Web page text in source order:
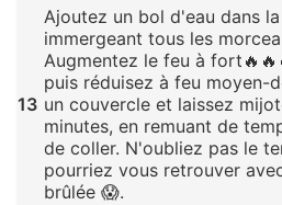
13
Ajoutez un bol d'eau dans
immergeant tous les
Augmentez le feu à
puis réduisez à feu moyen-
un couvercle et laissez
minutes, en remuant de
de coller. N'oubliez pas le
pourriez vous retrouver
brûlée 😱.